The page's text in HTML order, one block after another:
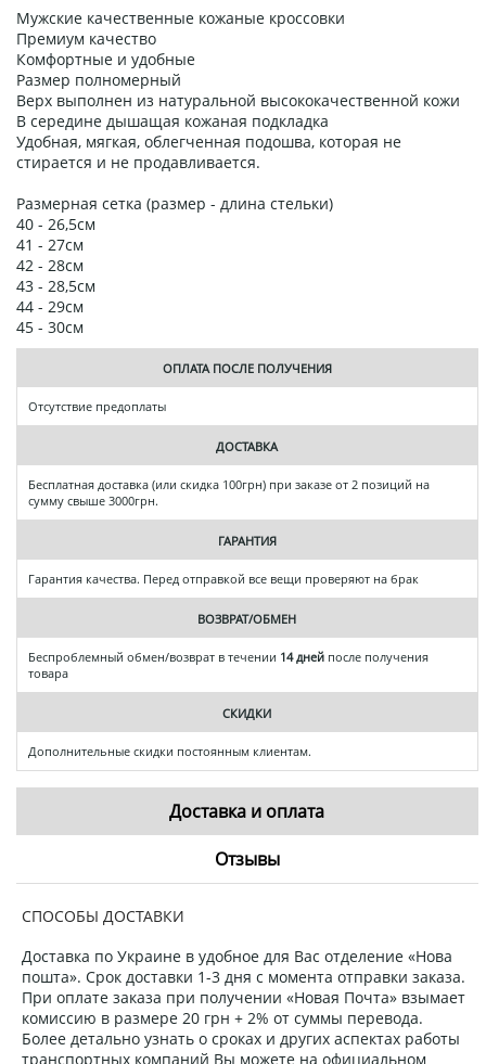
Мужские качественные кожаные кроссовки
Премиум качество
Комфортные и удобные
Размер полномерный
Верх выполнен из натуральной высококачественной кожи
В середине дышащая кожаная подкладка
Удобная, мягкая, облегченная подошва, которая не
стирается и не продавливается.
Размерная сетка (размер - длина стельки)
40 - 26,5см
41 - 27см
42 - 28см
43 - 28,5см
44 - 29см
45 - 30см
ОПЛАТА ПОСЛЕ ПОЛУЧЕНИЯ
Отсутствие предоплаты
ДОСТАВКА
Бесплатная доставка (или скидка 100грн) при заказе от 2 позиций на
сумму свыше 3000грн.
ГАРАНТИЯ
Гарантия качества. Перед отправкой все вещи проверяют на брак
ВОЗВРАТ/ОБМЕН
Беспроблемный обмен/возврат в течении 14 дней после получения
товара
СКИДКИ
Дополнительные скидки постоянным клиентам.
Доставка и оплата
Отзывы
СПОСОБЫ ДОСТАВКИ
Доставка по Украине в удобное для Вас отделение «Нова
пошта». Срок доставки 1-3 дня с момента отправки заказа.
При оплате заказа при получении «Новая Почта» взымает
комиссию в размере 20 грн + 2% от суммы перевода.
Более детально узнать о сроках и других аспектах работы
транспортных компаний Вы можете на официальном